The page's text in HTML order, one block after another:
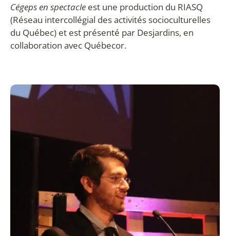
Cégeps en spectacle est une production du RIASQ
(Réseau intercollégial des activités socioculturelles
du Québec) et est présenté par Desjardins, en
collaboration avec Québecor.